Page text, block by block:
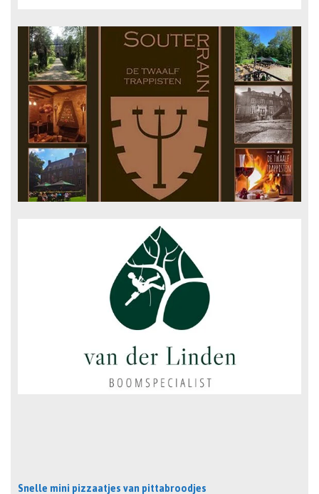
Snelle mini pizzaatjes van pittabroodjes